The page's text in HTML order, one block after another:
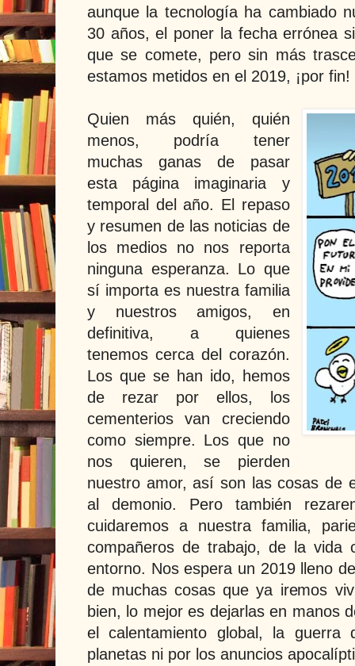
aunque la tecnología ha cambiado
30 años, el poner la fecha errónea
que se comete, pero sin más
estamos metidos en el 2019, ¡por fin!
Quien más quién, quién
menos, podría tener
muchas ganas de pasar
esta página imaginaria y
temporal del año. El repaso
y resumen de las noticias de
los medios no nos reporta
ninguna esperanza. Lo que
sí importa es nuestra familia
y nuestros amigos, en
definitiva, a quienes
tenemos cerca del corazón.
Los que se han ido, hemos
de rezar por ellos, los
cementerios van creciendo
como siempre. Los que no
nos quieren, se pierden
nuestro amor, así son las cosas de
al demonio. Pero también
cuidaremos a nuestra familia,
compañeros de trabajo, de la vida
entorno. Nos espera un 2019 lleno
de muchas cosas que ya iremos
bien, lo mejor es dejarlas en manos
el calentamiento global, la
planetas ni por los anuncios